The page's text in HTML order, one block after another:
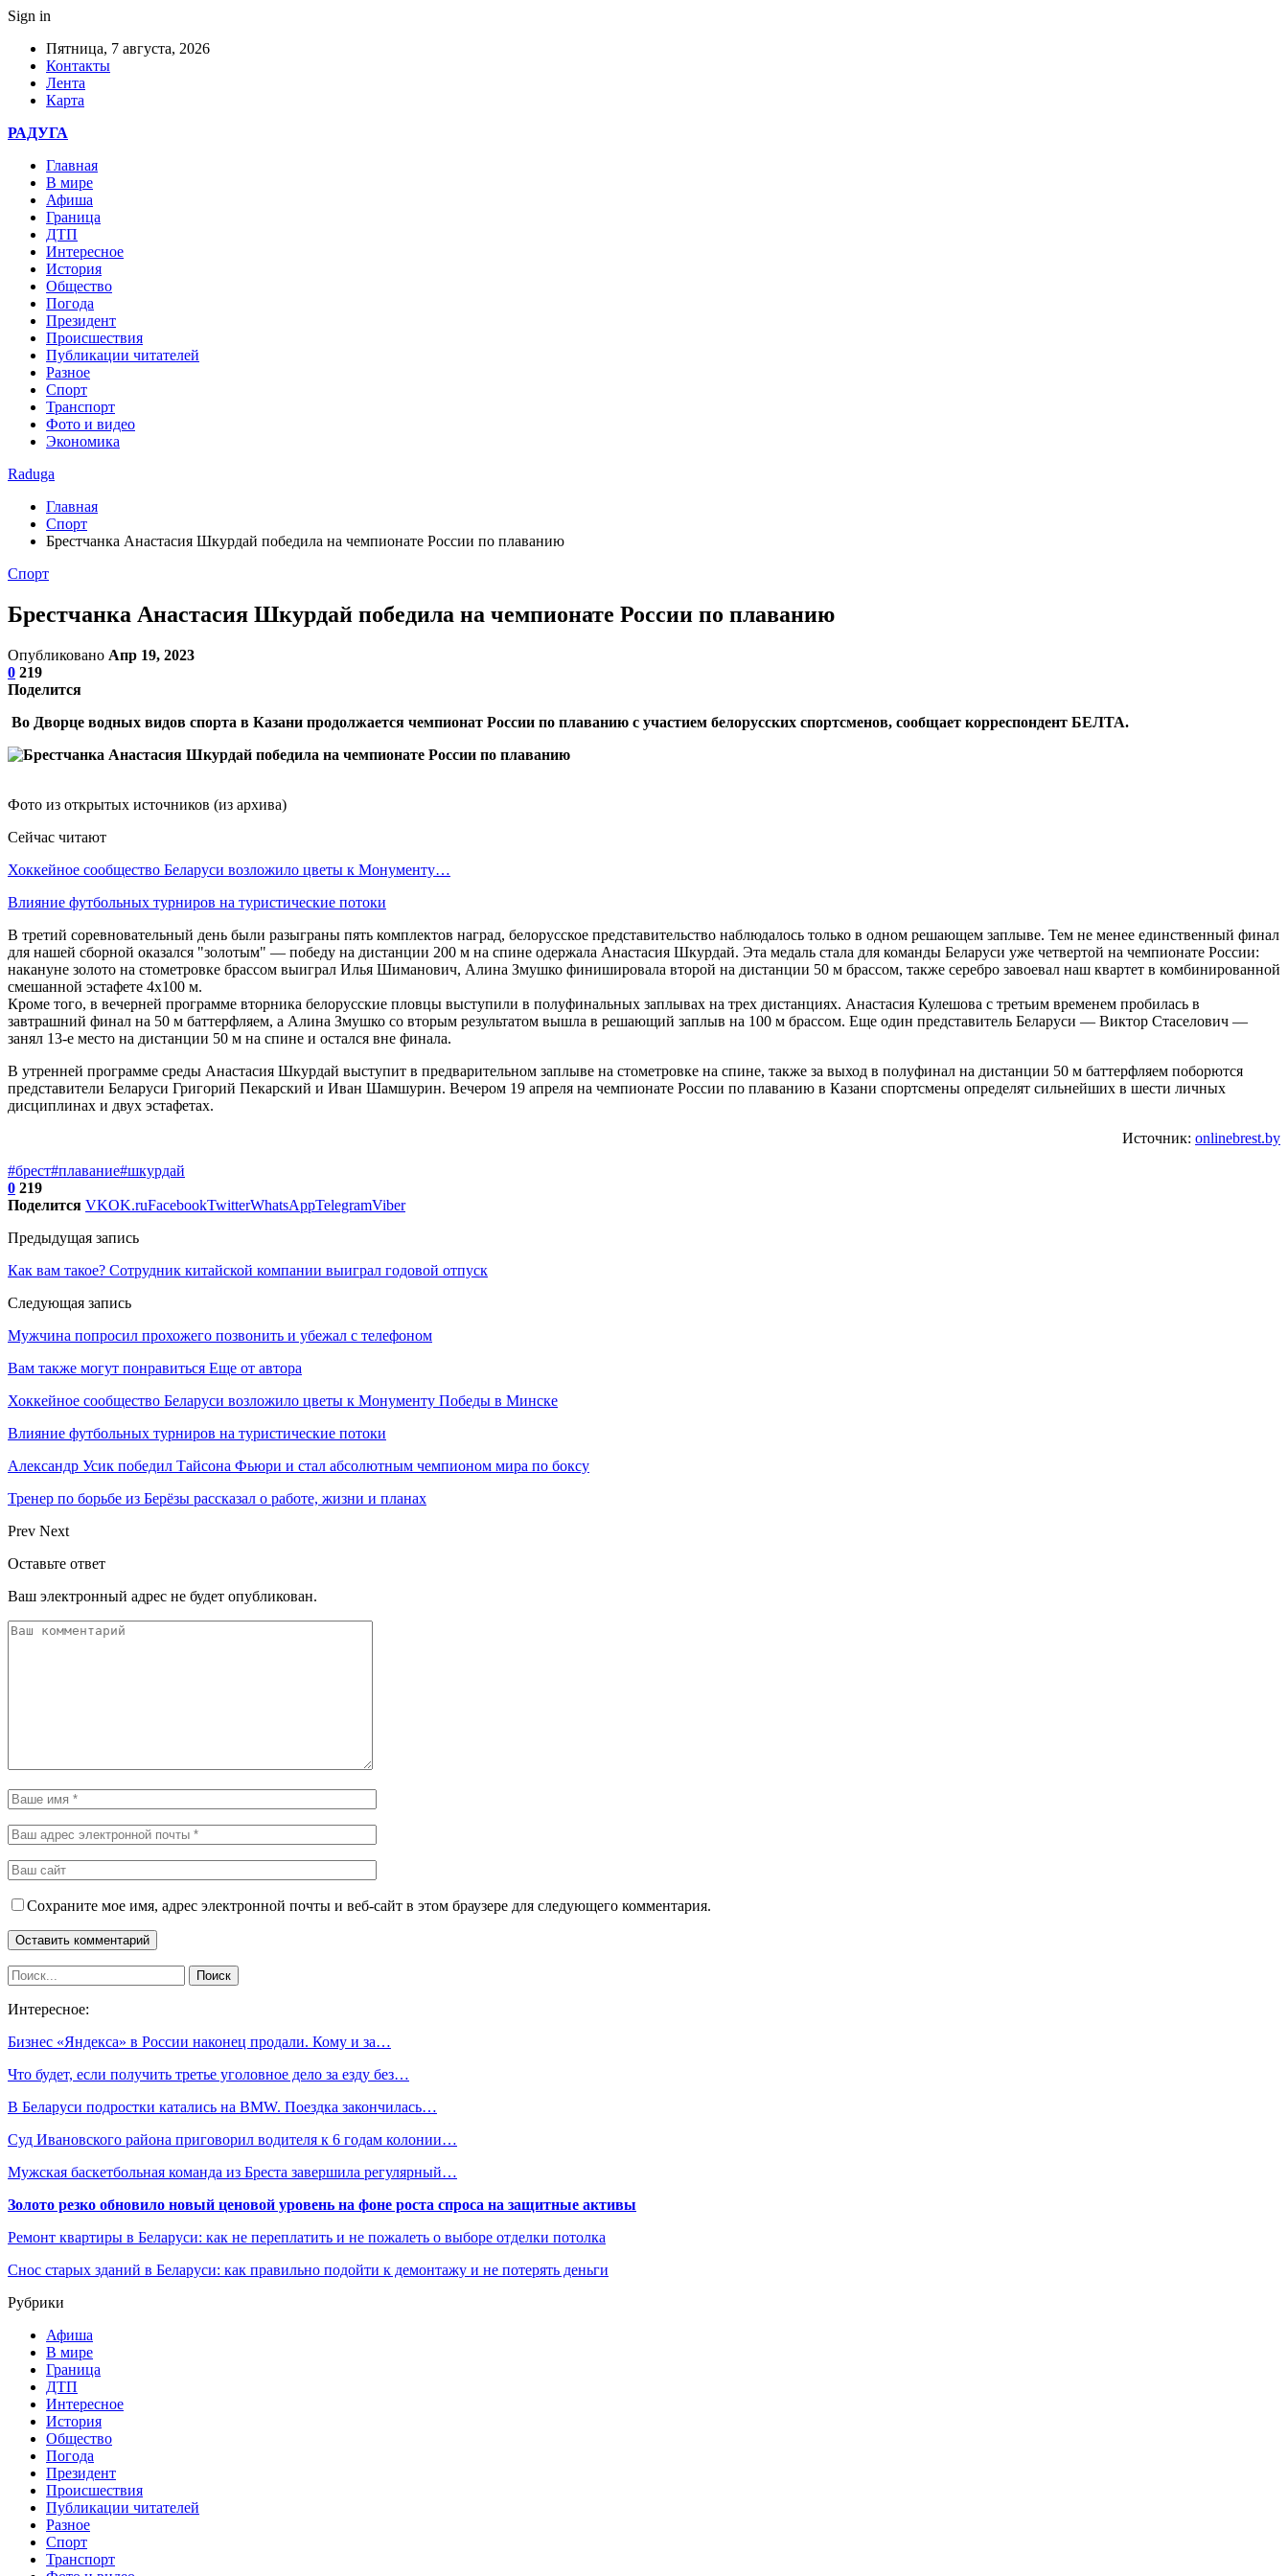
Sign in
Пятница, 7 августа, 2026
Контакты
Лента
Карта
РАДУГА
Главная
В мире
Афиша
Граница
ДТП
Интересное
История
Общество
Погода
Президент
Происшествия
Публикации читателей
Разное
Спорт
Транспорт
Фото и видео
Экономика
Raduga
Главная
Спорт
Брестчанка Анастасия Шкурдай победила на чемпионате России по плаванию
Спорт
Брестчанка Анастасия Шкурдай победила на чемпионате России по плаванию
Опубликовано Апр 19, 2023
0 219
Поделится
Во Дворце водных видов спорта в Казани продолжается чемпионат России по плаванию с участием белорусских спортсменов, сообщает корреспондент БЕЛТА.
Фото из открытых источников (из архива)
Сейчас читают
Хоккейное сообщество Беларуси возложило цветы к Монументу…
Влияние футбольных турниров на туристические потоки
В третий соревновательный день были разыграны пять комплектов наград, белорусское представительство наблюдалось только в одном решающем заплыве. Тем не менее единственный финал
для нашей сборной оказался "золотым" — победу на дистанции 200 м на спине одержала Анастасия Шкурдай. Эта медаль стала для команды Беларуси уже четвертой на чемпионате России:
накануне золото на стометровке брассом выиграл Илья Шиманович, Алина Змушко финишировала второй на дистанции 50 м брассом, также серебро завоевал наш квартет в комбинированной
смешанной эстафете 4х100 м.
Кроме того, в вечерней программе вторника белорусские пловцы выступили в полуфинальных заплывах на трех дистанциях. Анастасия Кулешова с третьим временем пробилась в
завтрашний финал на 50 м баттерфляем, а Алина Змушко со вторым результатом вышла в решающий заплыв на 100 м брассом. Еще один представитель Беларуси — Виктор Стаселович —
занял 13-е место на дистанции 50 м на спине и остался вне финала.
В утренней программе среды Анастасия Шкурдай выступит в предварительном заплыве на стометровке на спине, также за выход в полуфинал на дистанции 50 м баттерфляем поборются
представители Беларуси Григорий Пекарский и Иван Шамшурин. Вечером 19 апреля на чемпионате России по плаванию в Казани спортсмены определят сильнейших в шести личных
дисциплинах и двух эстафетах.
Источник: onlinebrest.by
#брест#плавание#шкурдай
0 219
Поделится VKOK.ruFacebookTwitterWhatsAppTelegramViber
Предыдущая запись
Как вам такое? Сотрудник китайской компании выиграл годовой отпуск
Следующая запись
Мужчина попросил прохожего позвонить и убежал с телефоном
Вам также могут понравиться Еще от автора
Хоккейное сообщество Беларуси возложило цветы к Монументу Победы в Минске
Влияние футбольных турниров на туристические потоки
Александр Усик победил Тайсона Фьюри и стал абсолютным чемпионом мира по боксу
Тренер по борьбе из Берёзы рассказал о работе, жизни и планах
Prev Next
Оставьте ответ
Ваш электронный адрес не будет опубликован.
Сохраните мое имя, адрес электронной почты и веб-сайт в этом браузере для следующего комментария.
Интересное:
Бизнес «Яндекса» в России наконец продали. Кому и за…
Что будет, если получить третье уголовное дело за езду без…
В Беларуси подростки катались на BMW. Поездка закончилась…
Суд Ивановского района приговорил водителя к 6 годам колонии…
Мужская баскетбольная команда из Бреста завершила регулярный…
Золото резко обновило новый ценовой уровень на фоне роста спроса на защитные активы
Ремонт квартиры в Беларуси: как не переплатить и не пожалеть о выборе отделки потолка
Снос старых зданий в Беларуси: как правильно подойти к демонтажу и не потерять деньги
Рубрики
Афиша
В мире
Граница
ДТП
Интересное
История
Общество
Погода
Президент
Происшествия
Публикации читателей
Разное
Спорт
Транспорт